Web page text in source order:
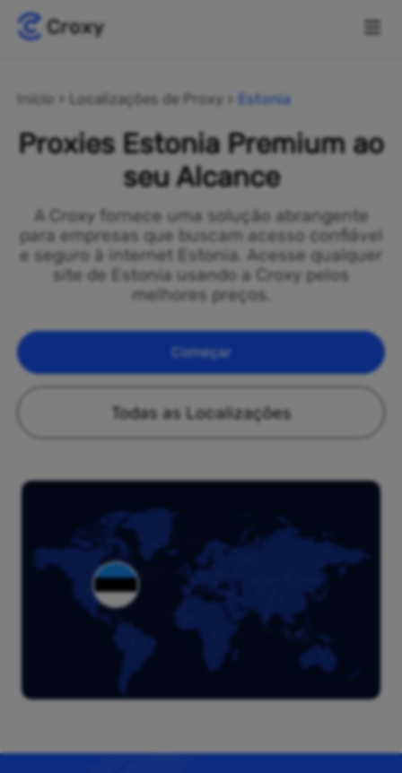
Início Localizações de Proxy Estonia
Proxies Estonia Premium ao
seu Alcance
A Croxy fornece uma solução abrangente
para empresas que buscam acesso confiável
e seguro à internet Estonia. Acesse qualquer
site de Estonia usando a Croxy pelos
melhores preços.
Começar
Todas as Localizações